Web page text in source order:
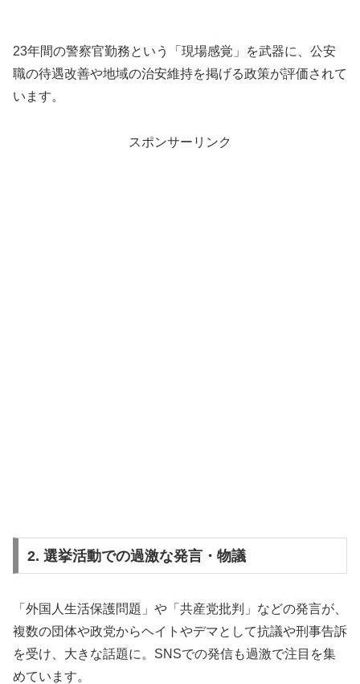
23年間の警察官勤務という「現場感覚」を武器に、公安
職の待遇改善や地域の治安維持を掲げる政策が評価されて
います。
スポンサーリンク
2. 選挙活動での過激な発言・物議
「外国人生活保護問題」や「共産党批判」などの発言が、
複数の団体や政党からヘイトやデマとして抗議や刑事告訴
を受け、大きな話題に。SNSでの発信も過激で注目を集
めています。